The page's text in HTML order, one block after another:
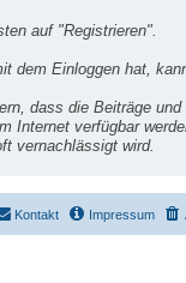
auf "Registrieren".
dem Einloggen hat,
dass die Beiträge und
Internet verfügbar
vernachlässigt wird.
Impressum
Kontakt